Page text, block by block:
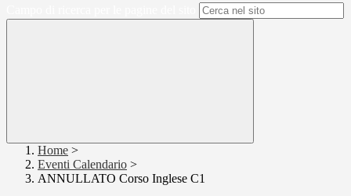
Home >
Eventi Calendario >
ANNULLATO Corso Inglese C1